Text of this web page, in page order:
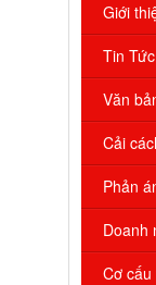
Giới
Tin
Văn
Cải
Phản
Doanh
Cơ